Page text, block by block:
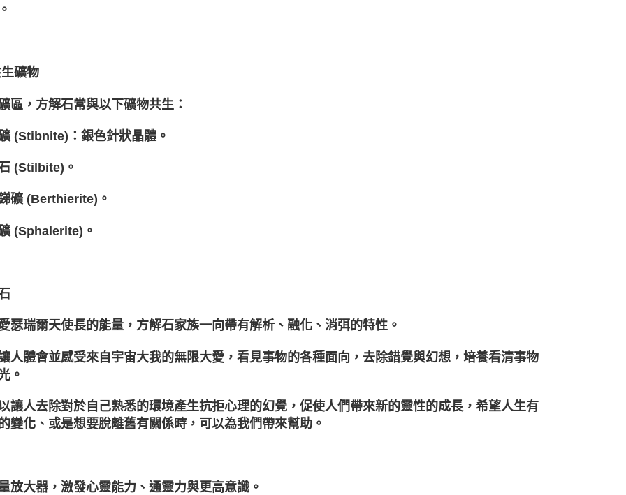
礦物
區，方解石常與以下礦物共生：
(Stibnite)：銀色針狀晶體。
(Stilbite)。
礦 (Berthierite)。
(Sphalerite)。
瑟瑞爾天使長的能量，方解石家族一向帶有解析、融化、消弭的特性。
人體會並感受來自宇宙大我的無限大愛，看見事物的各種面向，去除錯覺與幻想，培養看清事物
。
讓人去除對於自己熟悉的環境產生抗拒心理的幻覺，促使人們帶來新的靈性的成長，希望人生有
變化、或是想要脫離舊有關係時，可以為我們帶來幫助。
放大器，激發心靈能力、通靈力與更高意識。